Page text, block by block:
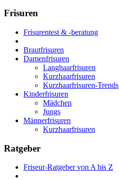
Frisuren
Frisurentest & -beratung
Brautfrisuren
Damenfrisuren
Langhaarfrisuren
Kurzhaarfrisuren
Kurzhaarfrisuren-Trends
Kinderfrisuren
Mädchen
Jungs
Männerfrisuren
Kurzhaarfrisuren
Ratgeber
Friseur-Ratgeber von A bis Z